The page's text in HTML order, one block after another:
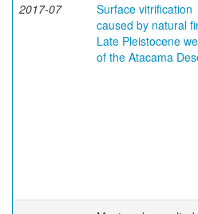
2017-07
Surface vitrification
caused by natural
Late Pleistocene
of the Atacama